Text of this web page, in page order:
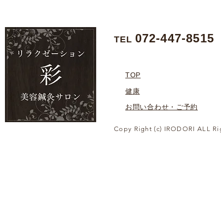
TEL 072-447-8515
TOP
健康
お問い合わせ・ご予約
Copy Right (c) IRODORI ALL